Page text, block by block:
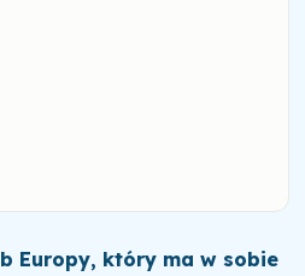
Europy, który ma w sobie